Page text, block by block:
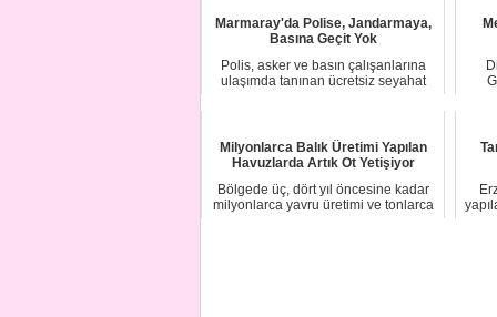
Marmaray'da Polise, Jandarmaya,
Basına Geçit Yok
Polis, asker ve basın çalışanlarına
ulaşımda tanınan ücretsiz seyahat
Milyonlarca Balık Üretimi Yapılan
Havuzlarda Artık Ot Yetişiyor
Bölgede üç, dört yıl öncesine kadar
milyonlarca yavru üretimi ve tonlarca